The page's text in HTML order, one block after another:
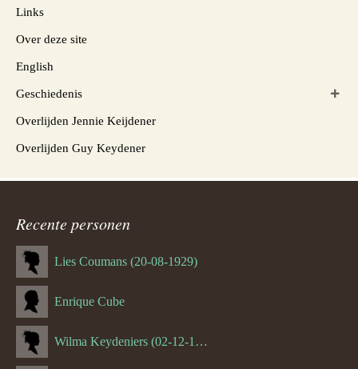
Links
Over deze site
English
Geschiedenis
Overlijden Jennie Keijdener
Overlijden Guy Keydener
Recente personen
Lies Coumans (20-08-1929)
Enrique Cube
Wilma Keydeniers (02-12-1953)